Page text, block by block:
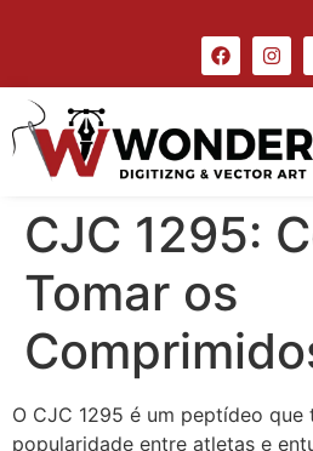
CJC 1295:
Tomar os
O CJC 1295 é um peptídeo que
popularidade entre atletas e